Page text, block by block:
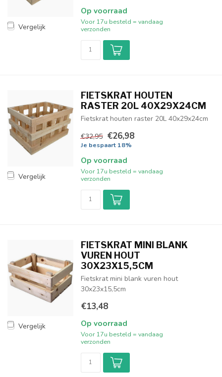
Vergelijk
Op voorraad
Voor 17u besteld = vandaag
verzonden
Vergelijk
FIETSKRAT HOUTEN
RASTER 20L 40X29X24CM
Fietskrat houten raster 20L 40x29x24cm
€32,95 €26,98
Je bespaart 18%
Op voorraad
Voor 17u besteld = vandaag
verzonden
Vergelijk
FIETSKRAT MINI BLANK
VUREN HOUT
30X23X15,5CM
Fietskrat mini blank vuren hout
30x23x15,5cm
€13,48
Op voorraad
Voor 17u besteld = vandaag
verzonden